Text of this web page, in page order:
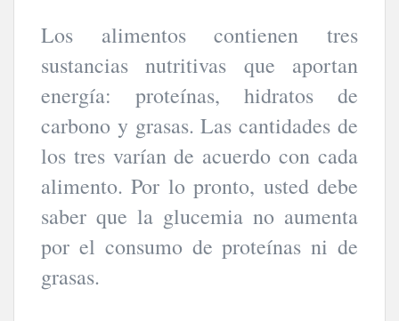
Los alimentos contienen tres
sustancias nutritivas que aportan
energía: proteínas, hidratos de
carbono y grasas. Las cantidades de
los tres varían de acuerdo con cada
alimento. Por lo pronto, usted debe
saber que la glucemia no aumenta
por el consumo de proteínas ni de
grasas.